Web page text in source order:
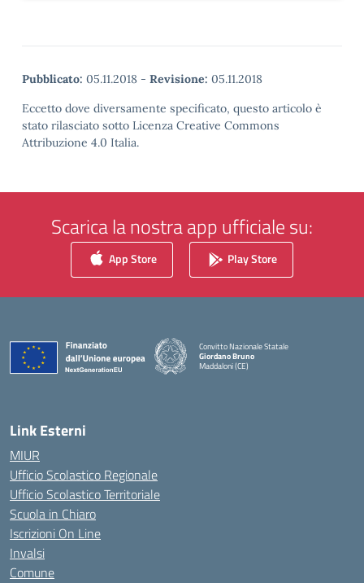
Pubblicato: 05.11.2018 - Revisione: 05.11.2018
Eccetto dove diversamente specificato, questo articolo è
stato rilasciato sotto Licenza Creative Commons
Attribuzione 4.0 Italia.
Scarica la nostra app ufficiale su:
App Store Play Store
Convitto Nazionale Statale
Giordano Bruno
Maddaloni (CE)
Link Esterni
MIUR
Ufficio Scolastico Regionale
Ufficio Scolastico Territoriale
Scuola in Chiaro
Iscrizioni On Line
Invalsi
Comune